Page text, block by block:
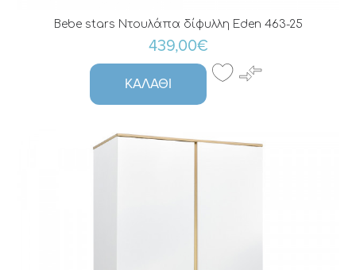
Bebe stars Ντουλάπα δίφυλλη Eden 463-25
439,00€
ΚΑΛΆΘΙ